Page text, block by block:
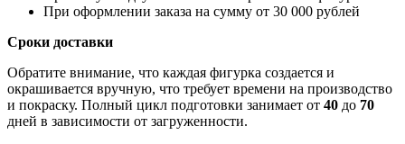
При оформлении заказа на сумму от 30 000 рублей
Сроки доставки
Обратите внимание, что каждая фигурка создается и
окрашивается вручную, что требует времени на производство
и покраску. Полный цикл подготовки занимает от 40 до 70
дней в зависимости от загруженности.